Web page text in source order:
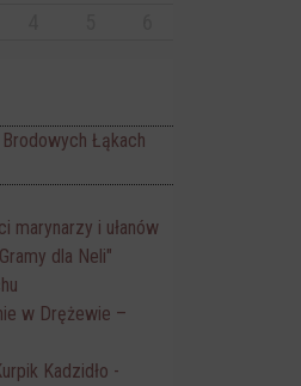
Łąkach
marynarzy i ułanów
dla Neli"
w Drężewie –
Kadzidło -